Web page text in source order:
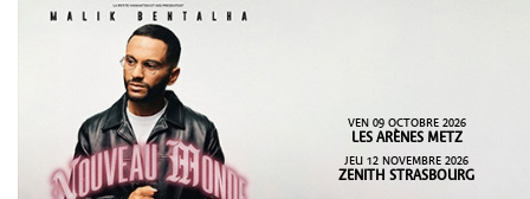
VEN 09 OCTOBRE 2026
LES ARÈNES METZ
JEU 12 NOVEMBRE 2026
ZENITH STRASBOURG